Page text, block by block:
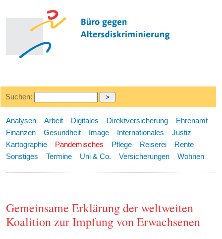
Suchen:
Analysen Arbeit Digitales Direktversicherung
Ehrenamt
Finanzen
Gesundheit Image Internationales
Justiz
Kartographie
Pandemisches Pflege Reiserei
Rente
Sonstiges
Termine Uni & Co. Versicherungen Wohnen
Gemeinsame Erklärung der weltweiten
Koalition zur Impfung von Erwachsenen